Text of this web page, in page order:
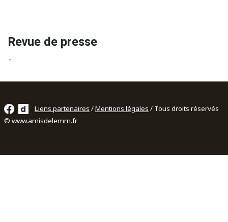
Revue de presse
-
Liens partenaires /Mentions légales / Tous droits réservés
© www.amisdelemm.fr